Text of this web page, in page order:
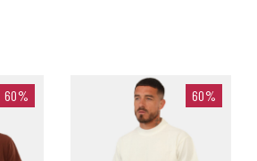
60% 60%